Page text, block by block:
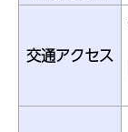
交通アクセス